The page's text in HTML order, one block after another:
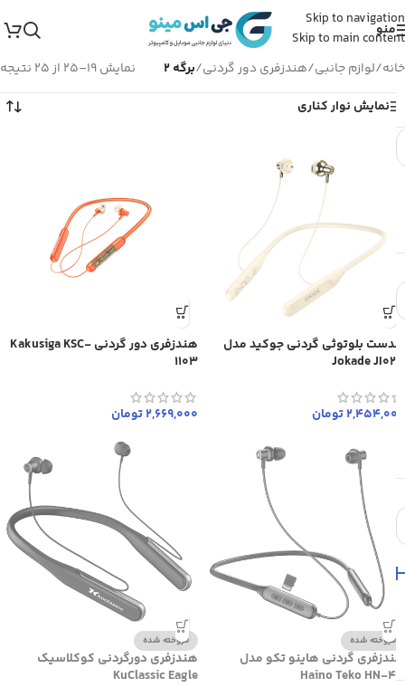
Skip to navigation
Skip to main content
منو
خانه/لوازم جانبی/هندزفری دور گردنی/برگه 2
نمایش 19–25 از 25 نتیجه
نمایش نوار کناری
هدست بلوتوثی گردنی جوکید مدل
Jokade JI023
2,454,000تومان
هندزفری دور گردنی Kakusiga KSC-
1103
2,669,000تومان
فروخته شده
هندزفری گردنی هاینو تکو مدل
Haino Teko HN-43
فروخته شده
هندزفری دورگردنی کوکلاسیک
KuClassic Eagle